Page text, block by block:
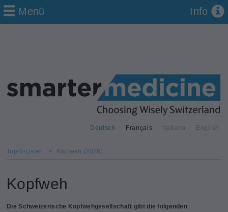
Deutsch Français Italiano English
Menü Info
Top-5-Listen > Kopfweh (2026)
Kopfweh
Die Schweizerische Kopfwehgesellschaft gibt die folgenden